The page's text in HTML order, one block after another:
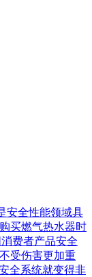
安全性能领域具
买燃气热水器时
费者产品安全
受伤害更加重
全系统就变得非